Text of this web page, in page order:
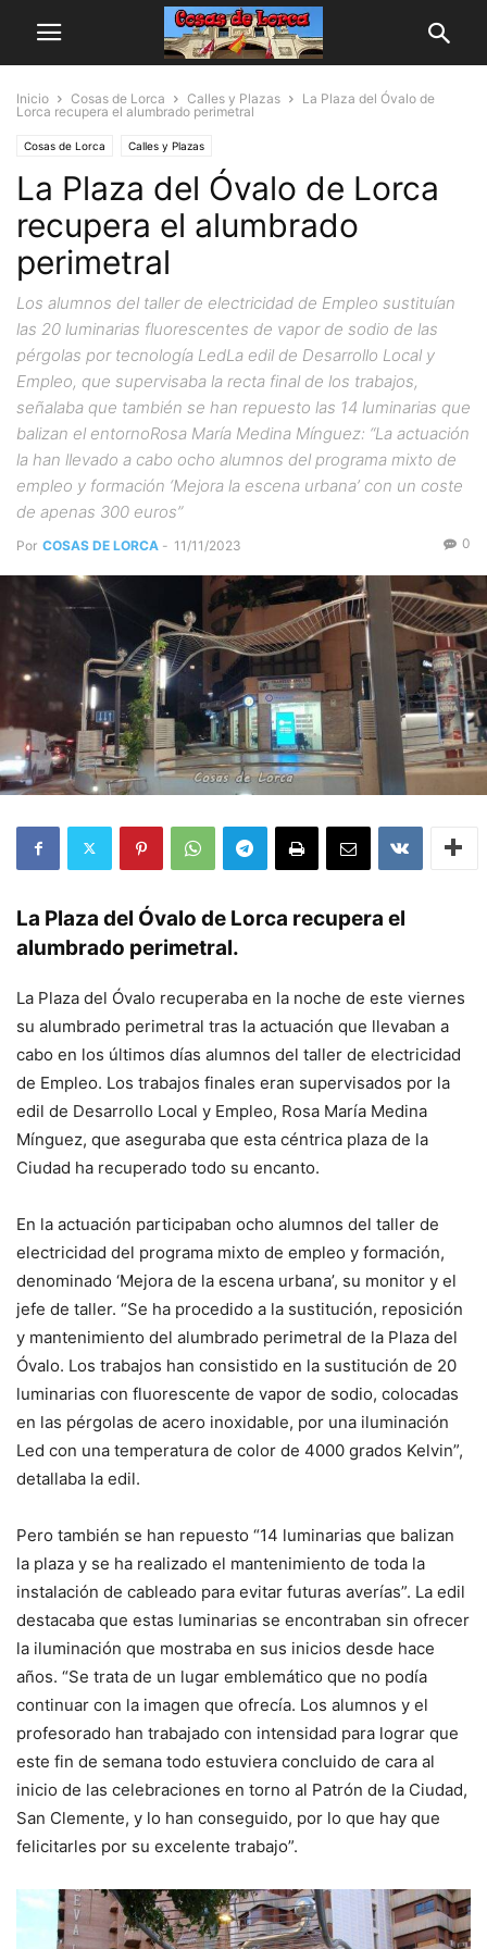
Inicio Cosas de Lorca Calles y Plazas
La Plaza del Óvalo de
Lorca recupera el alumbrado perimetral
Cosas de Lorca Calles y Plazas
La Plaza del Óvalo de Lorca
recupera el alumbrado
perimetral
Los alumnos del taller de electricidad de Empleo sustituían
las 20 luminarias fluorescentes de vapor de sodio de las
pérgolas por tecnología LedLa edil de Desarrollo Local y
Empleo, que supervisaba la recta final de los trabajos,
señalaba que también se han repuesto las 14 luminarias que
balizan el entornoRosa María Medina Mínguez: “La actuación
la han llevado a cabo ocho alumnos del programa mixto de
empleo y formación ‘Mejora la escena urbana’ con un coste
de apenas 300 euros”
Por COSAS DE LORCA - 11/11/2023 0
La Plaza del Óvalo de Lorca recupera el
alumbrado perimetral.
La Plaza del Óvalo recuperaba en la noche de este viernes
su alumbrado perimetral tras la actuación que llevaban a
cabo en los últimos días alumnos del taller de electricidad
de Empleo. Los trabajos finales eran supervisados por la
edil de Desarrollo Local y Empleo, Rosa María Medina
Mínguez, que aseguraba que esta céntrica plaza de la
Ciudad ha recuperado todo su encanto.
En la actuación participaban ocho alumnos del taller de
electricidad del programa mixto de empleo y formación,
denominado ‘Mejora de la escena urbana’, su monitor y el
jefe de taller. “Se ha procedido a la sustitución, reposición
y mantenimiento del alumbrado perimetral de la Plaza del
Óvalo. Los trabajos han consistido en la sustitución de 20
luminarias con fluorescente de vapor de sodio, colocadas
en las pérgolas de acero inoxidable, por una iluminación
Led con una temperatura de color de 4000 grados Kelvin”,
detallaba la edil.
Pero también se han repuesto “14 luminarias que balizan
la plaza y se ha realizado el mantenimiento de toda la
instalación de cableado para evitar futuras averías”. La edil
destacaba que estas luminarias se encontraban sin ofrecer
la iluminación que mostraba en sus inicios desde hace
años. “Se trata de un lugar emblemático que no podía
continuar con la imagen que ofrecía. Los alumnos y el
profesorado han trabajado con intensidad para lograr que
este fin de semana todo estuviera concluido de cara al
inicio de las celebraciones en torno al Patrón de la Ciudad,
San Clemente, y lo han conseguido, por lo que hay que
felicitarles por su excelente trabajo”.